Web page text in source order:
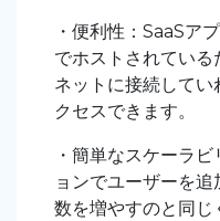
・便利性：SaaSア
でホストされてい
ネットに接続して
クセスできます。
・簡単なスケーラ
ョンでユーザーを
数を増やすのと同じ